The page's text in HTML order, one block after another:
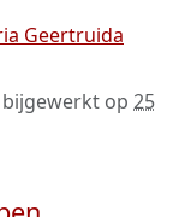
Geertruida
op 25